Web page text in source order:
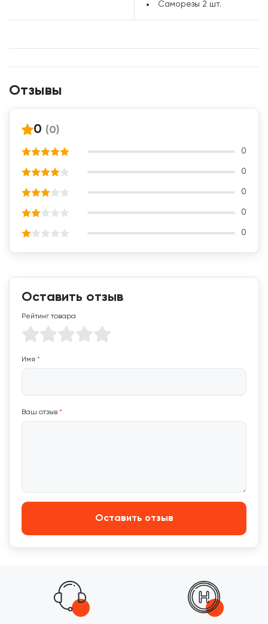
Саморезы 2 шт.
Отзывы
0 (0)
0
0
0
0
0
Оставить отзыв
Рейтинг товара
Имя *
Ваш отзыв *
Оставить отзыв